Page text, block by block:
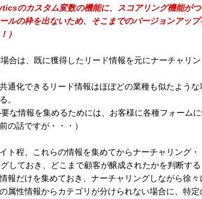
のカスタム変数の機能に、スコアリング機能が
ルの枠を出ないため、そこまでのバージョンアッ
）
合は、既に獲得したリード情報を元にナーチャリ
通化できるリード情報はほぼどの業種も似たよう
。
な情報を集めるためには、お客様に各種フォーム
の話ですが・・・）
ト程、これらの情報を集めてからナーチャリング
しておき、どこまで顧客が醸成されたかを判断する
報だけを集めておき、ナーチャリングしながら徐
属性情報からカテゴリが分けられない場合に、特